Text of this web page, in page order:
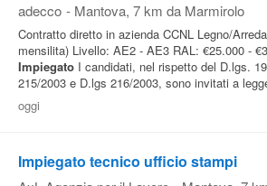
adecco - Mantova, 7 km da Marmirolo
Contratto diretto in azienda CCNL Legno/
mensilita) Livello: AE2 - AE3 RAL: €25.000 -
Impiegato I candidati, nel rispetto del D.lgs.
215/2003 e D.lgs 216/2003, sono invitati a
oggi
Impiegato tecnico ufficio stampi